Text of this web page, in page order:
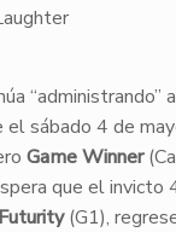
“administrando”
sábado 4 de
Game Winner
que el invicto
(G1),